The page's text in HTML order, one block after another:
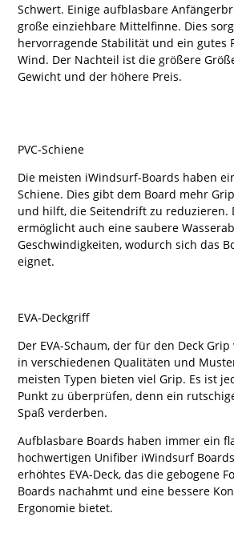
Schwert. Einige aufblasbare
große einziehbare Mittelfinne. Dies
hervorragende Stabilität und ein gutes
Wind. Der Nachteil ist die größere
Gewicht und der höhere Preis.
PVC-Schiene
Die meisten iWindsurf-Boards haben
Schiene. Dies gibt dem Board mehr
und hilft, die Seitendrift zu reduzieren.
ermöglicht auch eine saubere
Geschwindigkeiten, wodurch sich das
eignet.
EVA-Deckgriff
Der EVA-Schaum, der für den Deck
in verschiedenen Qualitäten und
meisten Typen bieten viel Grip. Es ist
Punkt zu überprüfen, denn ein
Spaß verderben.
Aufblasbare Boards haben immer ein
hochwertigen Unifiber iWindsurf
erhöhtes EVA-Deck, das die gebogene
Boards nachahmt und eine bessere
Ergonomie bietet.